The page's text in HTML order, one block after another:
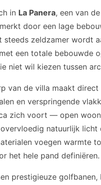
in La Panera, een van
door een lage
zeldzamer wordt
een totale bebouwde
niet wil kiezen tussen
van de villa maakt
en verspringende
zich voort — open
natuurlijk licht
voegen warmte
het hele pand definiëren.
prestigieuze